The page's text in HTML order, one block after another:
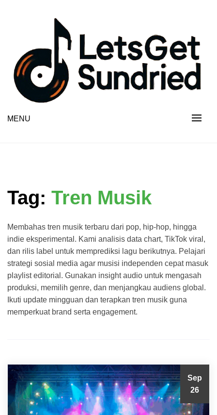
MENU
Tag: Tren Musik
Membahas tren musik terbaru dari pop, hip-hop, hingga
indie eksperimental. Kami analisis data chart, TikTok viral,
dan rilis label untuk memprediksi lagu berikutnya. Pelajari
strategi sosial media agar musisi independen cepat masuk
playlist editorial. Gunakan insight audio untuk mengasah
produksi, memilih genre, dan menjangkau audiens global.
Ikuti update mingguan dan terapkan tren musik guna
memperkuat brand serta engagement.
Sep
26